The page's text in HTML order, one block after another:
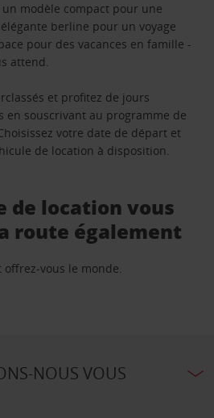
modèle compact pour une
berline pour un voyage
pour des vacances en famille -
attend.
et profitez de jours
en souscrivant au programme de
votre date de départ et
de location à disposition.
de location vous
route également
vous le monde.
NOUS VOUS